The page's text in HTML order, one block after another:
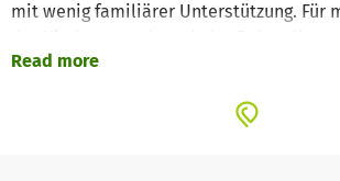
mit wenig familiärer Unterstützung. Für
erfüllen. Für manche endet ihr Leben.
In dieser schweren von Sorgen, Ängsten
Read more